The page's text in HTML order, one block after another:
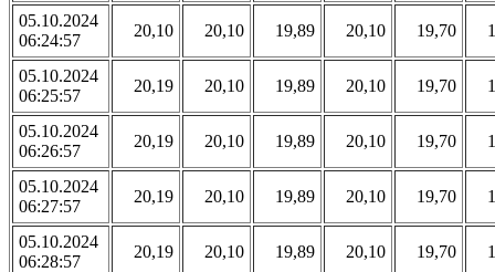
05.10.2024
06:24:57
20,10 20,10 19,89 20,10 19,70
05.10.2024
06:25:57
20,19 20,10 19,89 20,10 19,70
05.10.2024
06:26:57
20,19 20,10 19,89 20,10 19,70
05.10.2024
06:27:57
20,19 20,10 19,89 20,10 19,70
05.10.2024
06:28:57
20,19 20,10 19,89 20,10 19,70